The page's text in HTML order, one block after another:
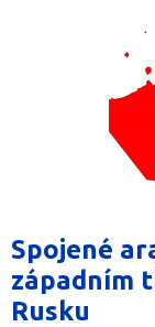
Spojené
západním
Rusku